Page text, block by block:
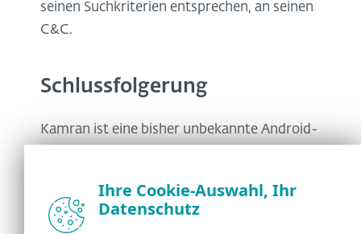
seinen Suchkriterien entsprechen, an seinen
C&C.
Schlussfolgerung
Kamran ist eine bisher unbekannte Android-
abzielt. Unsere Nachforschungen haben
ergeben, dass die bösartige App, die Kamran
Ihre Cookie-Auswahl, Ihr
Datenschutz